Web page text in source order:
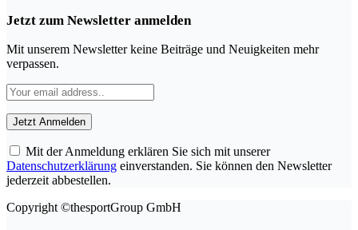
Jetzt zum Newsletter anmelden
Mit unserem Newsletter keine Beiträge und Neuigkeiten mehr
verpassen.
Mit der Anmeldung erklären Sie sich mit unserer
Datenschutzerklärung einverstanden. Sie können den Newsletter
jederzeit abbestellen.
Copyright ©thesportGroup GmbH